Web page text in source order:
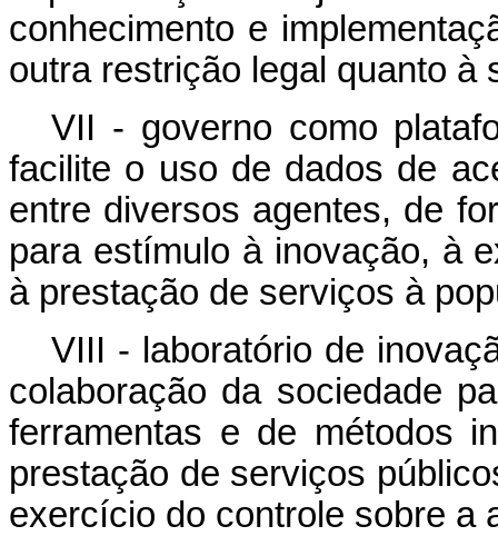
conhecimento e
outra restrição legal quanto à
VII - governo como
facilite o uso de dados de
entre diversos agentes, de
para estímulo à inovação, à
à prestação de serviços à
VIII - laboratório de
colaboração da sociedade
ferramentas e de métodos
prestação de serviços
exercício do controle sobre a